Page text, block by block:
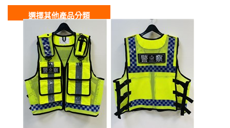
選擇其他產品分類